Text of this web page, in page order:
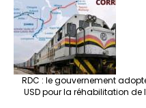
RDC : le gouvernement
USD pour la réhabilitation